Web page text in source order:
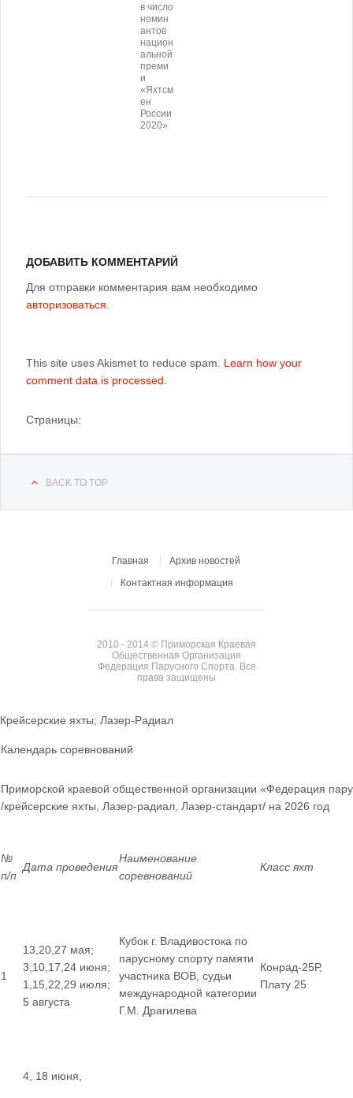
в число
номин
антов
национ
альной
преми
и
«Яхтсм
ен
России
2020»
ДОБАВИТЬ КОММЕНТАРИЙ
Для отправки комментария вам необходимо
авторизоваться
This site uses Akismet to reduce spam. Learn how your
comment data is processed
Страницы:
BACK TO TOP
Главная
Архив новостей
Контактная информация
2010 - 2014 © Приморская Краевая
Общественная Организация
Федерация Парусного Спорта. Все
права защищены
Крейсерские яхты; Лазер-Радиал
Календарь соревнований
Приморской краевой общественной организации «Федерация
/крейсерские яхты, Лазер-радиал, Лазер-стандарт/ на 2026 год
№
п/п
Дата проведения
Наименование
соревнований
Класс яхт
1
13,20,27 мая;
3,10,17,24 июня;
1,15,22,29 июля;
5 августа
Кубок г. Владивостока по
парусному спорту памяти
участника ВОВ, судьи
международной категории
Г.М. Драгилева
Конрад-25Р,
Плату 25
4, 18 июня,